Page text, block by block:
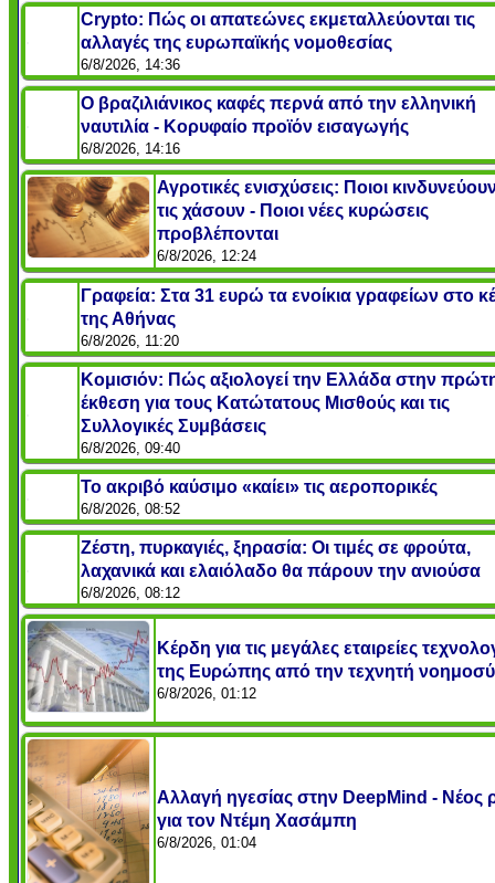
Crypto: Πώς οι απατεώνες εκμεταλλεύονται τις
αλλαγές της ευρωπαϊκής νομοθεσίας
6/8/2026, 14:36
Ο βραζιλιάνικος καφές περνά από την ελληνική
ναυτιλία - Κορυφαίο προϊόν εισαγωγής
6/8/2026, 14:16
Αγροτικές ενισχύσεις: Ποιοι
τις χάσουν - Ποιοι νέες κυρώσεις
προβλέπονται
6/8/2026, 12:24
Γραφεία: Στα 31 ευρώ τα ενοίκια γραφείων στο
της Αθήνας
6/8/2026, 11:20
Κομισιόν: Πώς αξιολογεί την Ελλάδα στην
έκθεση για τους Κατώτατους Μισθούς και τις
Συλλογικές Συμβάσεις
6/8/2026, 09:40
Το ακριβό καύσιμο «καίει» τις αεροπορικές
6/8/2026, 08:52
Ζέστη, πυρκαγιές, ξηρασία: Οι τιμές σε φρούτα,
λαχανικά και ελαιόλαδο θα πάρουν την ανιούσα
6/8/2026, 08:12
Κέρδη για τις μεγάλες εταιρείες
της Ευρώπης από την τεχνητή
6/8/2026, 01:12
Αλλαγή ηγεσίας στην DeepMind - Νέος
για τον Ντέμη Χασάμπη
6/8/2026, 01:04